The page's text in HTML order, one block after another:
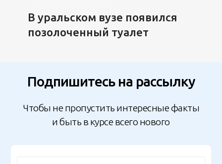
В уральском вузе появился
позолоченный туалет
Подпишитесь на рассылку
Чтобы не пропустить интересные факты
и быть в курсе всего нового